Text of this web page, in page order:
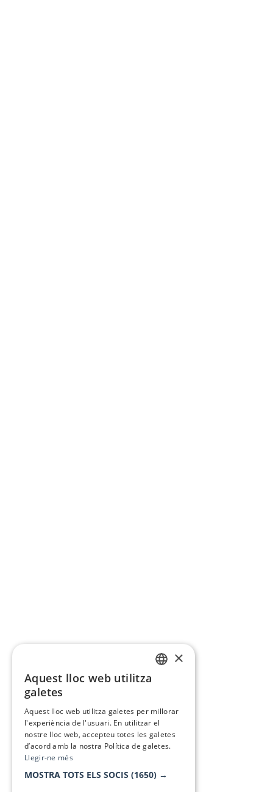
×
Aquest lloc web utilitza
galetes
Aquest lloc web utilitza galetes per millorar
l'experiència de l'usuari. En utilitzar el
nostre lloc web, accepteu totes les galetes
d’acord amb la nostra Política de galetes.
Llegir-ne més
MOSTRA TOTS ELS SOCIS (1650) →